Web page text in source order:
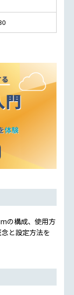
の構成、使用方
と設定方法を